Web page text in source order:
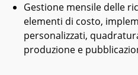
Gestione mensile delle
elementi di costo,
personalizzati,
produzione e